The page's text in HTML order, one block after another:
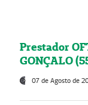
Prestador
GONÇALO
07 de Agosto de